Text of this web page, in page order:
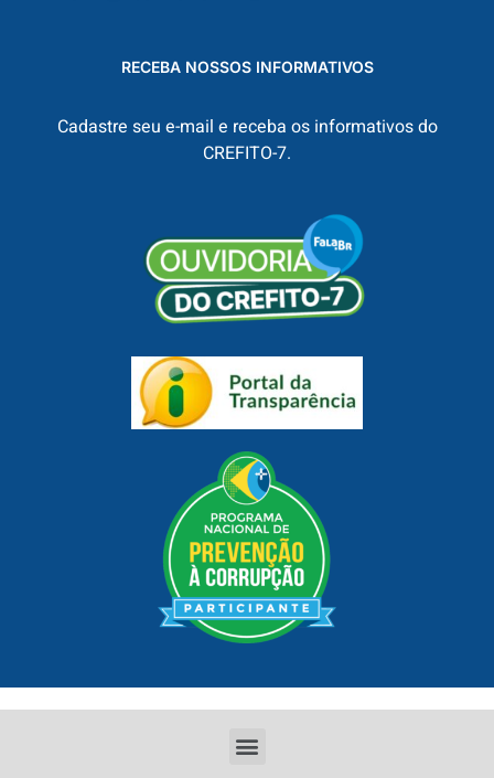
RECEBA NOSSOS INFORMATIVOS
Cadastre seu e-mail e receba os informativos do
CREFITO-7.